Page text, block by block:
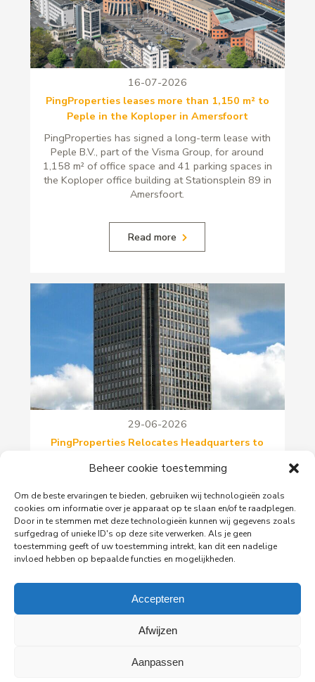
Beheer cookie toestemming
Om de beste ervaringen te bieden, gebruiken wij technologieën zoals
cookies om informatie over je apparaat op te slaan en/of te raadplegen.
Door in te stemmen met deze technologieën kunnen wij gegevens zoals
surfgedrag of unieke ID's op deze site verwerken. Als je geen
toestemming geeft of uw toestemming intrekt, kan dit een nadelige
invloed hebben op bepaalde functies en mogelijkheden.
Accepteren
Afwijzen
Aanpassen
16-07-2026
PingProperties leases more than 1,150 m² to
Peple in the Koploper in Amersfoort
PingProperties has signed a long-term lease with
Peple B.V., part of the Visma Group, for around
1,158 m² of office space and 41 parking spaces in
the Koploper office building at Stationsplein 89 in
Amersfoort.
Read more
29-06-2026
PingProperties Relocates Headquarters to
Rembrandt Tower, the iconic office building at
Amstelplein in Amsterdam.
Read more